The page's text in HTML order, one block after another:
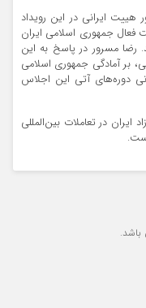
هییت ایرانی در این رویداد
فعال جمهوری اسلامی ایران
رضا مسرور در پاسخ به این
بر آمادگی جمهوری اسلامی
دوره‌های آتی این اجلاس
ایران در تعاملات بین‌المللی